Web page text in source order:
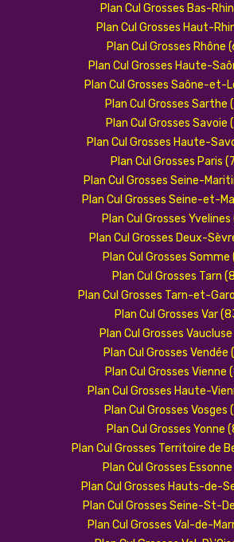
Plan Cul Grosses Bas-
Plan Cul Grosses Haut-
Plan Cul Grosses Rhône
Plan Cul Grosses Haute-
Plan Cul Grosses Saône-et-
Plan Cul Grosses Sarthe
Plan Cul Grosses Savoie
Plan Cul Grosses Haute-
Plan Cul Grosses Paris
Plan Cul Grosses Seine-
Plan Cul Grosses Seine-et-
Plan Cul Grosses
Plan Cul Grosses Deux-
Plan Cul Grosses Somme
Plan Cul Grosses Tarn
Plan Cul Grosses Tarn-et-
Plan Cul Grosses Var
Plan Cul Grosses
Plan Cul Grosses Vendée
Plan Cul Grosses Vienne
Plan Cul Grosses Haute-
Plan Cul Grosses Vosges
Plan Cul Grosses Yonne
Plan Cul Grosses Territoire de
Plan Cul Grosses
Plan Cul Grosses Hauts-de-
Plan Cul Grosses Seine-St-
Plan Cul Grosses Val-de-